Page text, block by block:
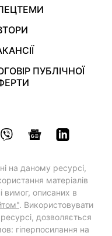
ПУБЛІЧНОЇ
на даному ресурсі,
матеріалів
вимог, описаних в
. Використовувати
дозволяється
гіперпосилання на